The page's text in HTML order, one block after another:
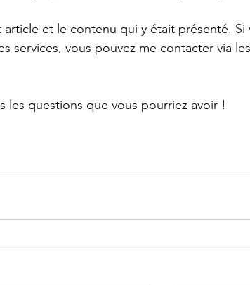
et le contenu qui y était présenté. Si
services, vous pouvez me contacter via
questions que vous pourriez avoir !